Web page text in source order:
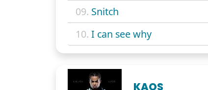
09. Snitch
10. I can see why
KAOS